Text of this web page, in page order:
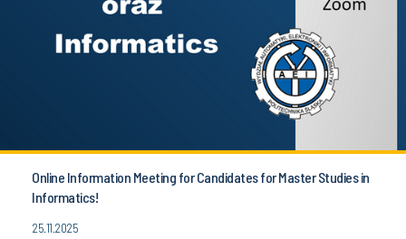
Online Information Meeting for Candidates for Master Studies in
Informatics!
25.11.2025